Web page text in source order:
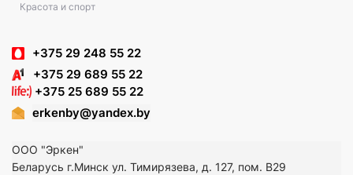
Красота и спорт
+375 29 248 55 22
+375 29 689 55 22
+375 25 689 55 22
erkenby@yandex.by
ООО "Эркен"
Беларусь г.Минск ул. Тимирязева, д. 127, пом. В29